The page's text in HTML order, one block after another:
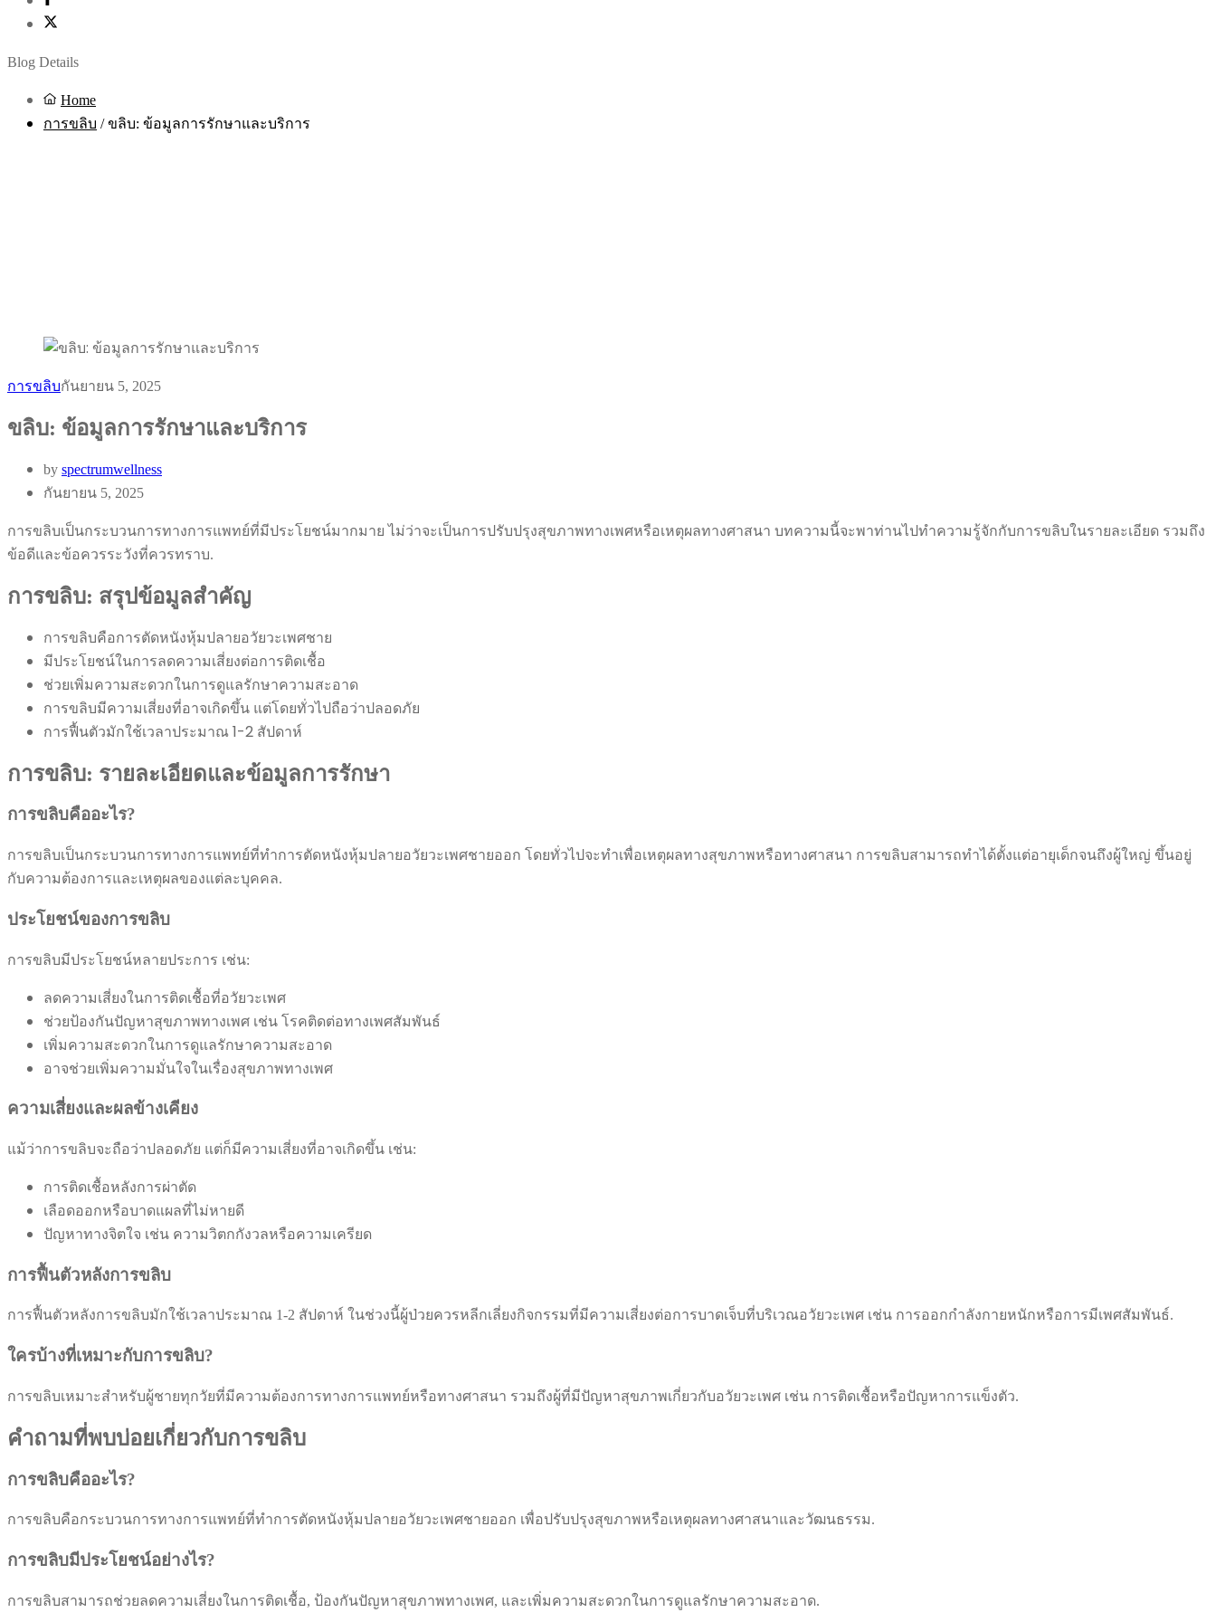
Blog Details
Home
การขลิบ / ขลิบ: ข้อมูลการรักษาและบริการ
การขลิบกันยายน 5, 2025
ขลิบ: ข้อมูลการรักษาและบริการ
by spectrumwellness
กันยายน 5, 2025
การขลิบเป็นกระบวนการทางการแพทย์ที่มีประโยชน์มากมาย ไม่ว่าจะเป็นการปรับปรุงสุขภาพทางเพศหรือเหตุผลทางศาสนา บทความนี้จะพาท่านไปทำความรู้จักกับการขลิบในรายละเอียด รวมถึง
ข้อดีและข้อควรระวังที่ควรทราบ.
การขลิบ: สรุปข้อมูลสำคัญ
การขลิบคือการตัดหนังหุ้มปลายอวัยวะเพศชาย
มีประโยชน์ในการลดความเสี่ยงต่อการติดเชื้อ
ช่วยเพิ่มความสะดวกในการดูแลรักษาความสะอาด
การขลิบมีความเสี่ยงที่อาจเกิดขึ้น แต่โดยทั่วไปถือว่าปลอดภัย
การฟื้นตัวมักใช้เวลาประมาณ 1-2 สัปดาห์
การขลิบ: รายละเอียดและข้อมูลการรักษา
การขลิบคืออะไร?
การขลิบเป็นกระบวนการทางการแพทย์ที่ทำการตัดหนังหุ้มปลายอวัยวะเพศชายออก โดยทั่วไปจะทำเพื่อเหตุผลทางสุขภาพหรือทางศาสนา การขลิบสามารถทำได้ตั้งแต่อายุเด็กจนถึงผู้ใหญ่ ขึ้นอยู่
กับความต้องการและเหตุผลของแต่ละบุคคล.
ประโยชน์ของการขลิบ
การขลิบมีประโยชน์หลายประการ เช่น:
ลดความเสี่ยงในการติดเชื้อที่อวัยวะเพศ
ช่วยป้องกันปัญหาสุขภาพทางเพศ เช่น โรคติดต่อทางเพศสัมพันธ์
เพิ่มความสะดวกในการดูแลรักษาความสะอาด
อาจช่วยเพิ่มความมั่นใจในเรื่องสุขภาพทางเพศ
ความเสี่ยงและผลข้างเคียง
แม้ว่าการขลิบจะถือว่าปลอดภัย แต่ก็มีความเสี่ยงที่อาจเกิดขึ้น เช่น:
การติดเชื้อหลังการผ่าตัด
เลือดออกหรือบาดแผลที่ไม่หายดี
ปัญหาทางจิตใจ เช่น ความวิตกกังวลหรือความเครียด
การฟื้นตัวหลังการขลิบ
การฟื้นตัวหลังการขลิบมักใช้เวลาประมาณ 1-2 สัปดาห์ ในช่วงนี้ผู้ป่วยควรหลีกเลี่ยงกิจกรรมที่มีความเสี่ยงต่อการบาดเจ็บที่บริเวณอวัยวะเพศ เช่น การออกกำลังกายหนักหรือการมีเพศสัมพันธ์.
ใครบ้างที่เหมาะกับการขลิบ?
การขลิบเหมาะสำหรับผู้ชายทุกวัยที่มีความต้องการทางการแพทย์หรือทางศาสนา รวมถึงผู้ที่มีปัญหาสุขภาพเกี่ยวกับอวัยวะเพศ เช่น การติดเชื้อหรือปัญหาการแข็งตัว.
คำถามที่พบบ่อยเกี่ยวกับการขลิบ
การขลิบคืออะไร?
การขลิบคือกระบวนการทางการแพทย์ที่ทำการตัดหนังหุ้มปลายอวัยวะเพศชายออก เพื่อปรับปรุงสุขภาพหรือเหตุผลทางศาสนาและวัฒนธรรม.
การขลิบมีประโยชน์อย่างไร?
การขลิบสามารถช่วยลดความเสี่ยงในการติดเชื้อ, ป้องกันปัญหาสุขภาพทางเพศ, และเพิ่มความสะดวกในการดูแลรักษาความสะอาด.